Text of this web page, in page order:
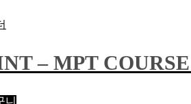
– MPT
니